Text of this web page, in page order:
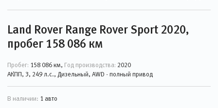
Land Rover Range Rover Sport 2020,
пробег 158 086 км
Пробег: 158 086 км, Год производства: 2020
АКПП, 3, 249 л.с., Дизельный, AWD - полный привод
В наличии: 1 авто